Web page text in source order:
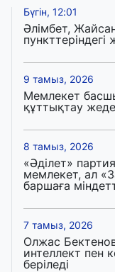
Бүгін, 12:01
Әлімбет,
9 тамыз, 2026
Мемлекет
құттықтау
8 тамыз, 2026
«Әділет»
мемлекет, ал
баршаға
7 тамыз, 2026
Олжас
интеллект пен
беріледі